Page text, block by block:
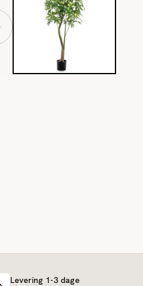
Levering 1-3 dage